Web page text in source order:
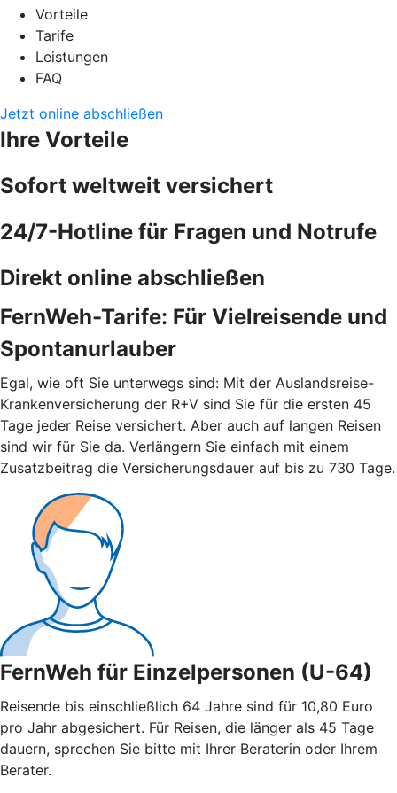
Vorteile
Tarife
Leistungen
FAQ
Jetzt online abschließen
Ihre Vorteile
Sofort weltweit versichert
24/7-Hotline für Fragen und Notrufe
Direkt online abschließen
FernWeh-Tarife: Für Vielreisende und
Spontanurlauber
Egal, wie oft Sie unterwegs sind: Mit der Auslandsreise-
Krankenversicherung der R+V sind Sie für die ersten 45
Tage jeder Reise versichert. Aber auch auf langen Reisen
sind wir für Sie da. Verlängern Sie einfach mit einem
Zusatzbeitrag die Versicherungsdauer auf bis zu 730 Tage.
FernWeh für Einzelpersonen (U-64)
Reisende bis einschließlich 64 Jahre sind für 10,80 Euro
pro Jahr abgesichert. Für Reisen, die länger als 45 Tage
dauern, sprechen Sie bitte mit Ihrer Beraterin oder Ihrem
Berater.